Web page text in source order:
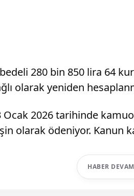
bedeli 280 bin 850 lira 64
olarak yeniden
2026 tarihinde
olarak ödeniyor.
HABER